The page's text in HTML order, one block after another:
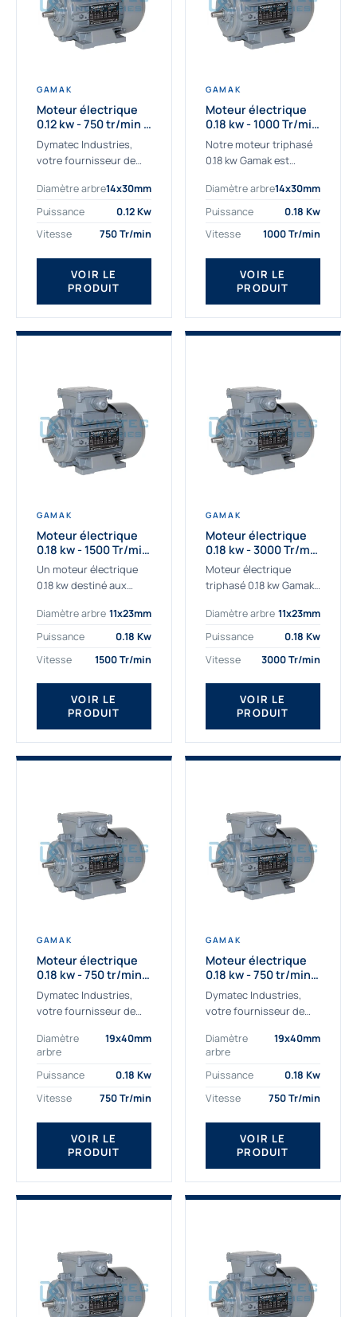
GAMAK
Moteur électrique
0.12 kw - 750 tr/min -
230/400V - IE2
Dymatec Industries,
votre fournisseur de
kw. Dymatec Industries
vous propose le moteur
moteur de
qualité Gamak...
Diamètre arbre14x30mm
Puissance
0.12 Kw
Vitesse
750 Tr/min
VOIR LE
PRODUIT
GAMAK
Moteur électrique
0.18 kw - 1000 Tr/min
- 230/400V - IE2
Notre moteur triphasé
0.18 kw Gamak est
aux applications
sévères. Nous
assemblons et
fournissons des
moteurs asynchrones
depuis de
nombreuses...
Diamètre arbre14x30mm
Puissance
0.18 Kw
Vitesse
1000 Tr/min
VOIR LE
PRODUIT
GAMAK
Moteur électrique
0.18 kw - 1500 Tr/min
- 230/400V - IE2
Un moteur électrique
0.18 kw destiné aux
exigeantes. Fort de
nombreuses années
détermination et la
fourniture...
Diamètre arbre 11x23mm
Puissance
0.18 Kw
Vitesse
1500 Tr/min
VOIR LE
PRODUIT
GAMAK
Moteur électrique
0.18 kw - 3000 Tr/min
- 230/400V - IE2
Moteur électrique
triphasé 0.18 kw Gamak,
professionnelle
indispensable à vos
Fournisseur Français
des moteurs
électriques Gamak,
nous proposons
exclusivement des...
Diamètre arbre 11x23mm
Puissance
0.18 Kw
Vitesse
3000 Tr/min
VOIR LE
PRODUIT
GAMAK
Moteur électrique
0.18 kw - 750 tr/min -
230/400V - IE2
Dymatec Industries,
votre fournisseur de
kw. Dymatec Industries
vous propose le moteur
électrique 0.18 kw, un
qualité Gamak...
Diamètre
arbre
19x40mm
Puissance
0.18 Kw
Vitesse
750 Tr/min
VOIR LE
PRODUIT
GAMAK
Moteur électrique
0.18 kw - 750 tr/min -
230/400V - IE3
Dymatec Industries,
votre fournisseur de
kw. Dymatec Industries
vous propose le moteur
électrique 0.18 kw, un
moteur de qualité...
Diamètre
arbre
19x40mm
Puissance
0.18 Kw
Vitesse
750 Tr/min
VOIR LE
PRODUIT